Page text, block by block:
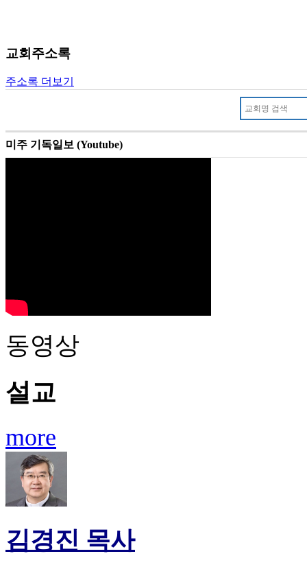
교회주소록
주소록 더보기
미주 기독일보 (Youtube)
동영상
설교
more
김경진 목사